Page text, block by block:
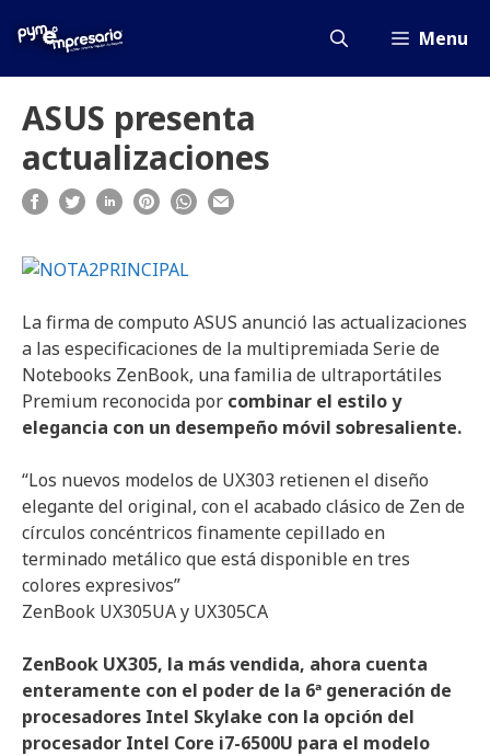
Menu
ASUS presenta
actualizaciones
La firma de computo ASUS anunció las actualizaciones
a las especificaciones de la multipremiada Serie de
Notebooks ZenBook, una familia de ultraportátiles
Premium reconocida por combinar el estilo y
elegancia con un desempeño móvil sobresaliente.
“Los nuevos modelos de UX303 retienen el diseño
elegante del original, con el acabado clásico de Zen de
círculos concéntricos finamente cepillado en
terminado metálico que está disponible en tres
colores expresivos”
ZenBook UX305UA y UX305CA
ZenBook UX305, la más vendida, ahora cuenta
enteramente con el poder de la 6ª generación de
procesadores Intel Skylake con la opción del
procesador Intel Core i7-6500U para el modelo